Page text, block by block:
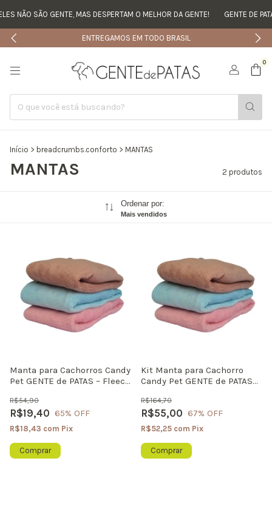
NÃO SÃO GENTE, MAS DESPERTAM O MELHOR DA GENTE! GENTE DE
ENTREGAMOS EM TODO BRASIL
0
Início > breadcrumbs.conforto > MANTAS
MANTAS 2 produtos
Ordenar por:
Mais vendidos
Manta para Cachorros Candy
Pet GENTE de PATAS – Fleece
Colo
R$19,40
R$54,90
65% OFF
R$18,43 com Pix
Comprar
Kit Manta para Cachorro
Candy Pet GENTE de PATAS
R$55,00
R$164,70
67% OFF
R$52,25 com Pix